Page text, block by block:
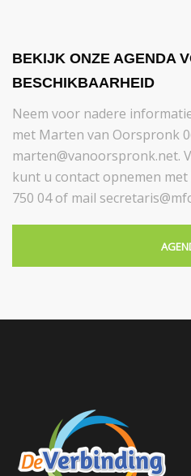
BEKIJK ONZE AGENDA
BESCHIKBAARHEID
Neem voor nadere
met Marten van Oorspronk
marten@vanoorspronk.net.
kunt u contact opnemen
750 04 of mail